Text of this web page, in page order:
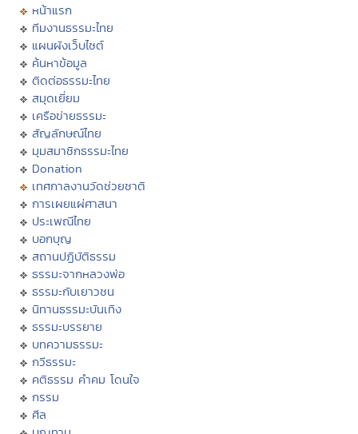
หน้าแรก
ทีมงานธรรมะไทย
แผนผังเว็บไซต์
ค้นหาข้อมูล
ติดต่อธรรมะไทย
สมุดเยี่ยม
เครือข่ายธรรมะ
สัญลักษณ์ไทย
มุมสมาชิกธรรมะไทย
Donation
เทศกาลงานวัดช่วยชาติ
การเผยแผ่ศาสนา
ประเพณีไทย
บอกบุญ
สถานปฏิบัติธรรม
ธรรมะจากหลวงพ่อ
ธรรมะกับเยาวชน
นิทานธรรมะบันเทิง
ธรรมะบรรยาย
บทความธรรมะ
กวีธรรมะ
คติธรรม คำคม โดนใจ
กรรม
ศีล